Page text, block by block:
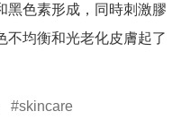
黑色素形成，同時刺激膠
不均衡和光老化皮膚起了
skincare